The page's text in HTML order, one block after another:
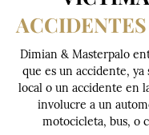
Dimian & Masterpalo
que es un accidente, ya
local o un accidente en
involucre a un
motocicleta, bus, o